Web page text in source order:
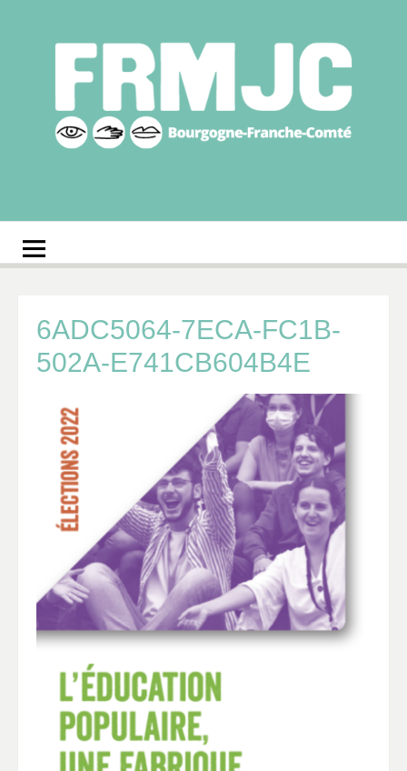
régionale des MJC
Bourgogne-Franche-
6ADC5064-7ECA-FC1B-
502A-E741CB604B4E